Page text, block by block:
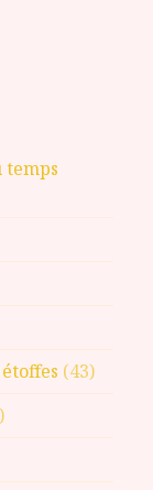
temps
(43)